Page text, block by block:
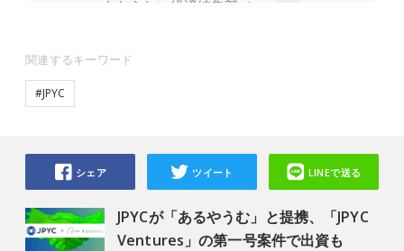
関連するキーワード
#JPYC
JPYCが「あるやうむ」と提携、「JPYC
Ventures」の第一号案件で出資も
シェア ツイート LINEで送る